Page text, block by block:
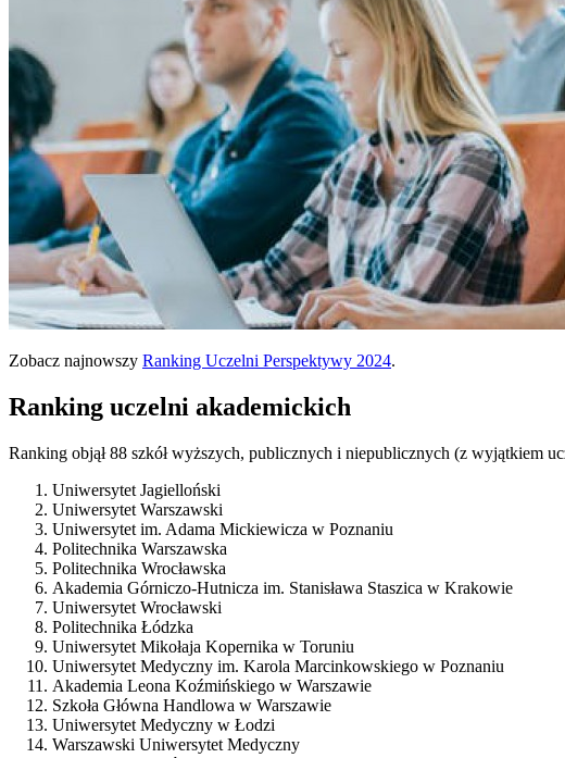
Zobacz najnowszy Ranking Uczelni Perspektywy 2024.
Ranking uczelni akademickich
Ranking objął 88 szkół wyższych, publicznych i niepublicznych (z wyjątkiem
Uniwersytet Jagielloński
Uniwersytet Warszawski
Uniwersytet im. Adama Mickiewicza w Poznaniu
Politechnika Warszawska
Politechnika Wrocławska
Akademia Górniczo-Hutnicza im. Stanisława Staszica w Krakowie
Uniwersytet Wrocławski
Politechnika Łódzka
Uniwersytet Mikołaja Kopernika w Toruniu
Uniwersytet Medyczny im. Karola Marcinkowskiego w Poznaniu
Akademia Leona Koźmińskiego w Warszawie
Szkoła Główna Handlowa w Warszawie
Uniwersytet Medyczny w Łodzi
Warszawski Uniwersytet Medyczny